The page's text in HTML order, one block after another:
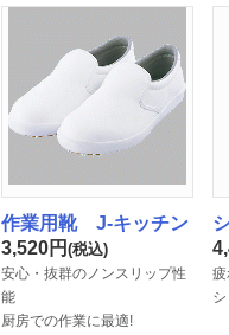
作業用靴 J-キッチン
3,520円 (税込)
安心・抜群のノンスリップ性
能
厨房での作業に最適!
疲